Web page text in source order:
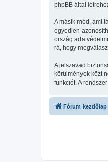
phpBB által
A másik mód, ami
egyedien
ország
rá, hogy
A jelszavad
körülmények közt
funkciót. A
Fórum kezdőlap